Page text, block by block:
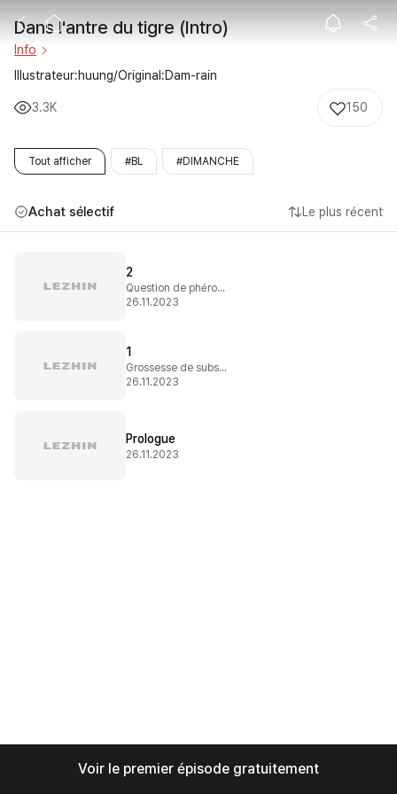
Dans l'antre
Dans l'antre du tigre (Intro)
Info
Illustrateur:huung/Original:Dam-rain
3.3K 150
Tout afficher #BL #DIMANCHE
Achat sélectif Le plus récent
2
Question de phéromones
26.11.2023
1
Grossesse de substitution
26.11.2023
Prologue
26.11.2023
Voir le premier épisode gratuitement